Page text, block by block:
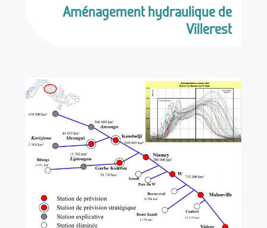
Aménagement hydraulique de
Villerest